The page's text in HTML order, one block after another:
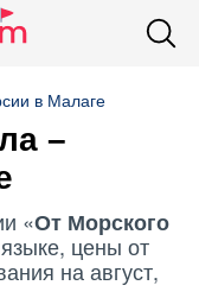
в Малаге
–
«От Морского
цены от
на август,